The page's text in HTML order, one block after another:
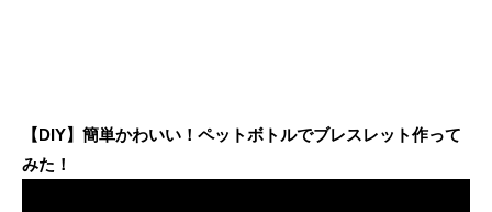
【DIY】簡単かわいい！ペットボトルでブレスレット作って
みた！